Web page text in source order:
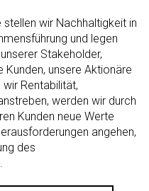
wir Nachhaltigkeit in
und legen
Stakeholder,
Kunden, unsere Aktionäre
Rentabilität,
werden wir durch
Kunden neue Werte
angehen,
des